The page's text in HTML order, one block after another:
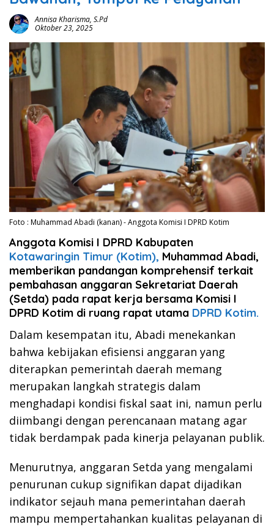
Annisa Kharisma, S.Pd
Oktober 23, 2025
Foto : Muhammad Abadi (kanan) - Anggota Komisi I DPRD Kotim
Anggota Komisi I DPRD Kabupaten
Kotawaringin Timur (Kotim), Muhammad Abadi,
memberikan pandangan komprehensif terkait
pembahasan anggaran Sekretariat Daerah
(Setda) pada rapat kerja bersama Komisi I
DPRD Kotim di ruang rapat utama DPRD Kotim.
Dalam kesempatan itu, Abadi menekankan
bahwa kebijakan efisiensi anggaran yang
diterapkan pemerintah daerah memang
merupakan langkah strategis dalam
menghadapi kondisi fiskal saat ini, namun perlu
diimbangi dengan perencanaan matang agar
tidak berdampak pada kinerja pelayanan publik.
Menurutnya, anggaran Setda yang mengalami
penurunan cukup signifikan dapat dijadikan
indikator sejauh mana pemerintahan daerah
mampu mempertahankan kualitas pelayanan di